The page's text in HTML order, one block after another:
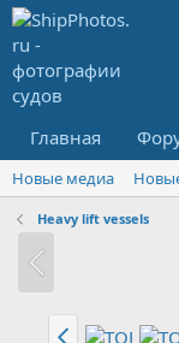
Главная
Новые медиа
Heavy lift vessels